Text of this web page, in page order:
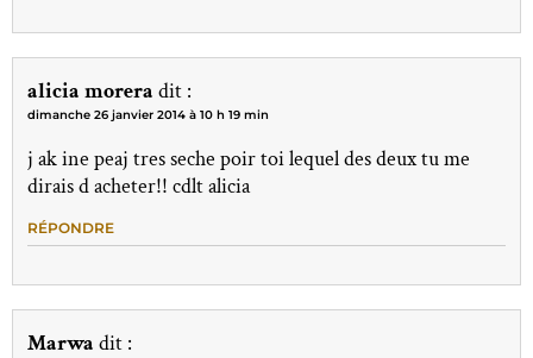
alicia morera dit :
dimanche 26 janvier 2014 à 10 h 19 min
j ak ine peaj tres seche poir toi lequel des deux tu me
dirais d acheter!! cdlt alicia
RÉPONDRE
Marwa dit :